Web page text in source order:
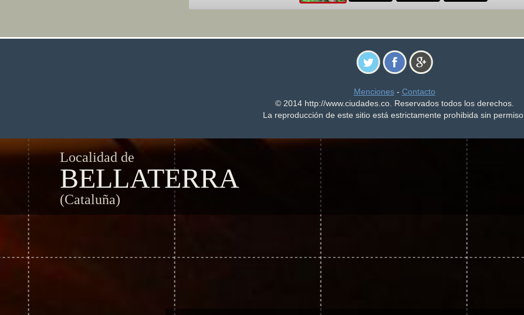
Menciones- Contacto
© 2014 http://www.ciudades.co. Reservados todos los derechos.
La reproducción de este sitio está estrictamente prohibida sin permiso.
Localidad de
BELLATERRA
(Cataluña)